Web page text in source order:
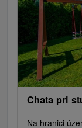
Chata pri
Na hranici